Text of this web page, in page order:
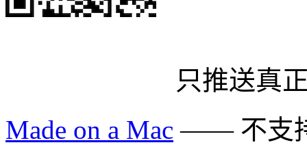
只推送真
Made on a Mac —— 不支